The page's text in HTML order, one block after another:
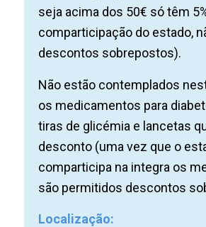
seja acima dos 50€ só têm
comparticipação do estado,
descontos sobrepostos).
Não estão contemplados
os medicamentos para
tiras de glicémia e lancetas
desconto (uma vez que o
comparticipa na integra os
são permitidos descontos
Localização: